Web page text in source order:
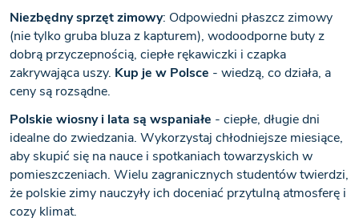
Niezbędny sprzęt zimowy: Odpowiedni płaszcz zimowy
(nie tylko gruba bluza z kapturem), wodoodporne buty z
dobrą przyczepnością, ciepłe rękawiczki i czapka
zakrywająca uszy. Kup je w Polsce - wiedzą, co działa, a
ceny są rozsądne.
Polskie wiosny i lata są wspaniałe - ciepłe, długie dni
idealne do zwiedzania. Wykorzystaj chłodniejsze miesiące,
aby skupić się na nauce i spotkaniach towarzyskich w
pomieszczeniach. Wielu zagranicznych studentów twierdzi,
że polskie zimy nauczyły ich doceniać przytulną atmosferę i
cozy klimat.